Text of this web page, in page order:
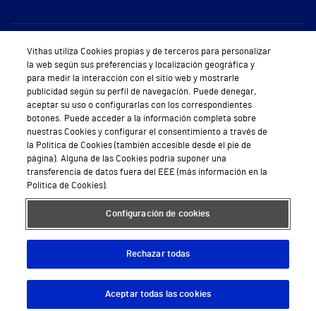
Sobre Vithas
Quiénes somos
Trabajar en Vithas
Teléfono Cita Médica
Teléfono Atención al Cliente
Política de seguridad y salud en el trabajo
Conoce a Supervita
Aviso Legal Política de cookies Política de privacidad Mapa web Protección de datos
Descargar App
Vithas utiliza Cookies propias y de terceros para personalizar
la web según sus preferencias y localización geográfica y
para medir la interacción con el sitio web y mostrarle
publicidad según su perfil de navegación. Puede denegar,
aceptar su uso o configurarlas con los correspondientes
botones. Puede acceder a la información completa sobre
nuestras Cookies y configurar el consentimiento a través de
la Política de Cookies (también accesible desde el pie de
página). Alguna de las Cookies podría suponer una
transferencia de datos fuera del EEE (más información en la
Política de Cookies).
Configuración de cookies
Rechazar todas
Aceptar todas las cookies